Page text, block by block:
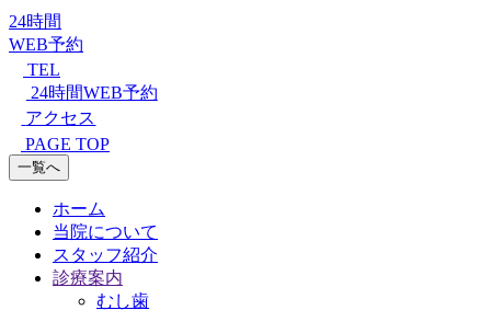
24時間
WEB予約
TEL
24時間WEB予約
アクセス
PAGE TOP
一覧へ
ホーム
当院について
スタッフ紹介
診療案内
むし歯